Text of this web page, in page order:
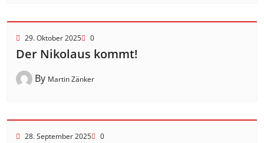
29. Oktober 2025 0
Der Nikolaus kommt!
By Martin Zänker
28. September 2025 0